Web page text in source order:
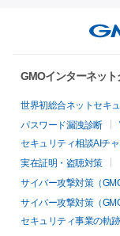
GMOインターネッ
世界初総合ネットセキ
パスワード漏洩診断
セキュリティ相談AIチ
実在証明・盗聴対策
サイバー攻撃対策（
サイバー攻撃対策（
セキュリティ事業の軌跡